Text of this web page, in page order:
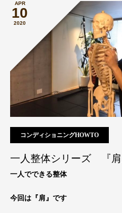
APR
10
2020
コンディショニングHOWTO
一人整体シリーズ 『肩
一人でできる整体
今回は『肩』です